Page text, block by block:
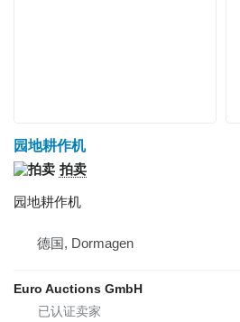
园地耕作机
拍卖
园地耕作机
德国, Dormagen
Euro Auctions GmbH